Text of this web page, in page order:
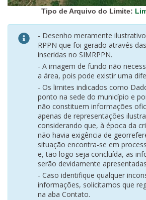
Tipo de Arquivo do Limite:
- Desenho meramente
RPPN que foi gerado através
inseridas no SIMRPPN.
- A imagem de fundo não
a área, pois pode existir uma
- Os limites indicados como
ponto na sede do município e
não constituem informações
apenas de representações
considerando que, à época da
não havia exigência de
situação encontra-se em
e, tão logo seja concluída, as
serão devidamente
- Caso identifique qualquer
informações, solicitamos que
na aba Contato.